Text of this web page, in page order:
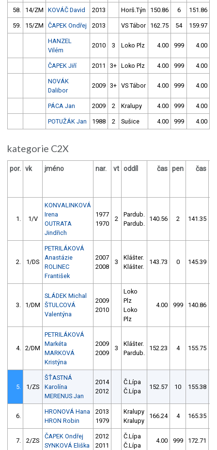
58. 14/ZM KOVÁČ David 2013 Horš.Týn 150.86 6 151.86
59. 15/ZM ČAPEK Ondřej 2013 VS Tábor 162.75 54 159.97
HANZEL
Vilém
2010 3 Loko Plz 4.00 999 4.00
ČAPEK Jiří 2011 3+ Loko Plz 4.00 999 4.00
NOVÁK
Dalibor
2009 3+ VS Tábor 4.00 999 4.00
PÁCA Jan 2009 2 Kralupy 4.00 999 4.00
POTUŽÁK Jan 1988 2 Sušice 4.00 999 4.00
kategorie C2X
por. vk jméno nar. vt oddíl čas pen čas
1. 1/V
KONVALINKOVÁ
Irena
OUTRATA
Jindřich
1977
1970
2
Pardub.
Pardub.
140.56 2 141.35
2. 1/DS
PETRILÁKOVÁ
Anastázie
ROLINEC
František
2007
2008
3
Klášter.
Klášter.
143.73 0 145.39
3. 1/DM
SLÁDEK Michal
ŠTULCOVÁ
Valentýna
2009
2010
Loko
Plz
Loko
Plz
4.00 999 140.86
4. 2/DM
PETRILÁKOVÁ
Markéta
MARKOVÁ
Kristýna
2009
2009
3
Klášter.
Pardub.
152.23 4 155.75
5. 1/ZS
ŠŤASTNÁ
Karolína
MERENUS Jan
2014
2012
Č.Lípa
Č.Lípa
152.57 10 155.38
6.
HRONOVÁ Hana
HRON Robin
2013
1979
Kralupy
Kralupy
166.24 4 165.35
7. 2/ZS
ČAPEK Ondřej
SYNKOVÁ Eliška
2012
2011
Č.Lípa
Č.Lípa
4.00 999 172.71